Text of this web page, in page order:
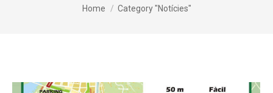
Home Category "Notícies"